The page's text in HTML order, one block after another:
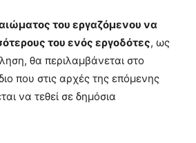
του εργαζόμενου να
του ενός εργοδότες, ως
θα περιλαμβάνεται στο
που στις αρχές της επόμενης
να τεθεί σε δημόσια